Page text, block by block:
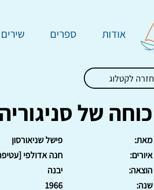
אודות ספרים
חזרה לקטלוג
כוחה של סניגוריה
פישל שניאורסון
מאת:
חנה אדולפי
איורים:
יבנה
הוצאה:
1966
שנה: